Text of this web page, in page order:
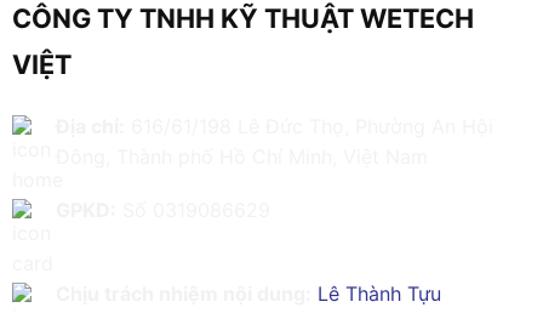
CÔNG TY TNHH KỸ THUẬT WETECH
VIỆT
Lê Thành Tựu